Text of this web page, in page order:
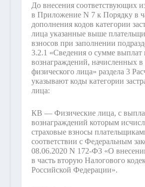
До внесения соответствующих
в Приложение N 7 к Порядку в
дополнения кодов категории
лица указанные выше
взносов при заполнении
3.2.1 «Сведения о сумме
вознаграждений, начисленных в
физического лица» раздела 3
указывают коды категории
лица:
КВ — Физические лица, с
вознаграждений которым
страховые взносы
соответствии с Федеральным
08.06.2020 N 172-ФЗ «О
в часть вторую Налогового
Российской Федерации».